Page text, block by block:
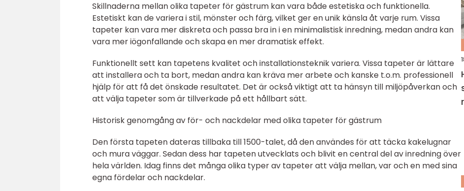
Skillnaderna mellan olika tapeter för gästrum kan vara både estetiska och funktionella.
Estetiskt kan de variera i stil, mönster och färg, vilket ger en unik känsla åt varje rum. Vissa
tapeter kan vara mer diskreta och passa bra in i en minimalistisk inredning, medan andra kan
vara mer iögonfallande och skapa en mer dramatisk effekt.
Funktionellt sett kan tapetens kvalitet och installationsteknik variera. Vissa tapeter är lättare
att installera och ta bort, medan andra kan kräva mer arbete och kanske t.o.m. professionell
hjälp för att få det önskade resultatet. Det är också viktigt att ta hänsyn till miljöpåverkan och
att välja tapeter som är tillverkade på ett hållbart sätt.
Historisk genomgång av för- och nackdelar med olika tapeter för gästrum
Den första tapeten dateras tillbaka till 1500-talet, då den användes för att täcka kakelugnar
och mura väggar. Sedan dess har tapeten utvecklats och blivit en central del av inredning över
hela världen. Idag finns det många olika typer av tapeter att välja mellan, var och en med sina
egna fördelar och nackdelar.